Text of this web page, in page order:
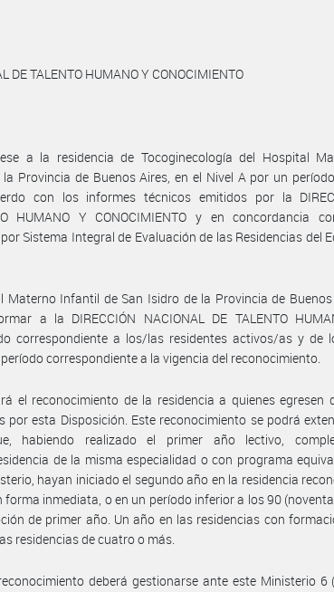
DE TALENTO HUMANO Y CONOCIMIENTO
a la residencia de Tocoginecología del Hospital
Provincia de Buenos Aires, en el Nivel A por un
con los informes técnicos emitidos por la
HUMANO Y CONOCIMIENTO y en concordancia
Sistema Integral de Evaluación de las Residencias del
Materno Infantil de San Isidro de la Provincia de
a la DIRECCIÓN NACIONAL DE TALENTO
correspondiente a los/las residentes activos/as y de
correspondiente a la vigencia del reconocimiento.
el reconocimiento de la residencia a quienes egresen
por esta Disposición. Este reconocimiento se podrá
habiendo realizado el primer año lectivo,
de la misma especialidad o con programa
hayan iniciado el segundo año en la residencia
forma inmediata, o en un período inferior a los 90
de primer año. Un año en las residencias con
residencias de cuatro o más.
deberá gestionarse ante este Ministerio 6